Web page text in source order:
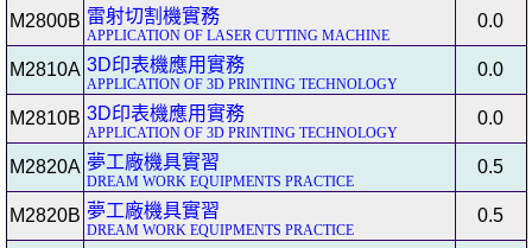
M2800B 雷射切割機實務
APPLICATION OF LASER CUTTING MACHINE
0.0
M2810A 3D印表機應用實務
APPLICATION OF 3D PRINTING TECHNOLOGY
0.0
M2810B 3D印表機應用實務
APPLICATION OF 3D PRINTING TECHNOLOGY
0.0
M2820A 夢工廠機具實習
DREAM WORK EQUIPMENTS PRACTICE
0.5
M2820B 夢工廠機具實習
DREAM WORK EQUIPMENTS PRACTICE
0.5